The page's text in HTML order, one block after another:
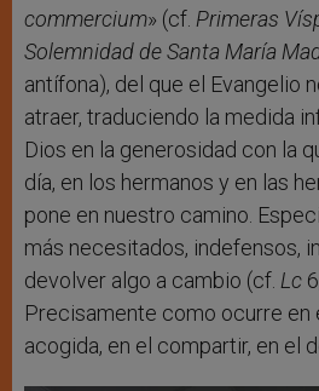
commercium» (cf. Primeras
Solemnidad de Santa María
antífona), del que el Evangelio
atraer, traduciendo la medida
Dios en la generosidad con la
día, en los hermanos y en las
pone en nuestro camino.
más necesitados, indefensos,
devolver algo a cambio (cf. Lc
Precisamente como ocurre en
acogida, en el compartir, en el